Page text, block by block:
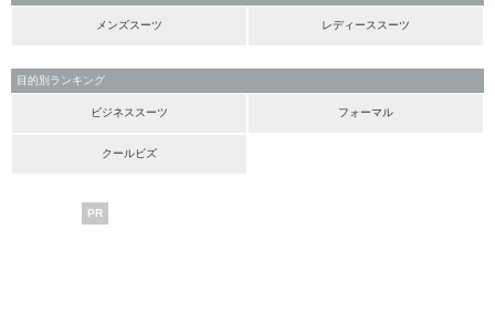
メンズスーツ レディーススーツ
目的別ランキング
ビジネススーツ フォーマル
クールビズ
PR